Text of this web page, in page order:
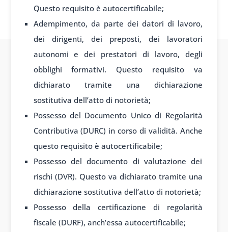
Questo requisito è autocertificabile;
Adempimento, da parte dei datori di lavoro,
dei dirigenti, dei preposti, dei lavoratori
autonomi e dei prestatori di lavoro, degli
obblighi formativi. Questo requisito va
dichiarato tramite una dichiarazione
sostitutiva dell’atto di notorietà;
Possesso del Documento Unico di Regolarità
Contributiva (DURC) in corso di validità. Anche
questo requisito è autocertificabile;
Possesso del documento di valutazione dei
rischi (DVR). Questo va dichiarato tramite una
dichiarazione sostitutiva dell’atto di notorietà;
Possesso della certificazione di regolarità
fiscale (DURF), anch’essa autocertificabile;